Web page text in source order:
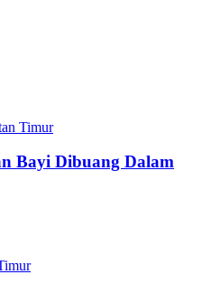
Timur
Bayi Dibuang Dalam